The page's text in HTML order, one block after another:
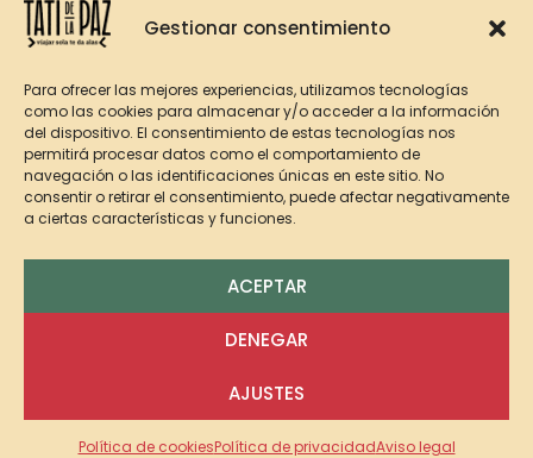
Gestionar consentimiento
Para ofrecer las mejores experiencias, utilizamos tecnologías
como las cookies para almacenar y/o acceder a la información
del dispositivo. El consentimiento de estas tecnologías nos
permitirá procesar datos como el comportamiento de
navegación o las identificaciones únicas en este sitio. No
consentir o retirar el consentimiento, puede afectar negativamente
a ciertas características y funciones.
ACEPTAR
DENEGAR
AJUSTES
Política de cookiesPolítica de privacidadAviso legal
COOKIES
ACCESIBILIDAD
© 2023 Tati de la Paz. Web diseñada con ♥ por